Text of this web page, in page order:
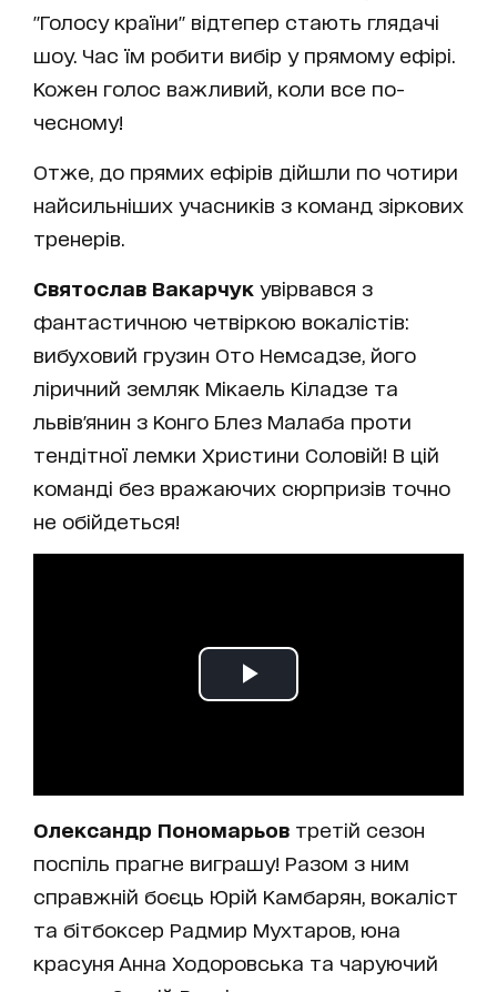
"Голосу країни" відтепер стають глядачі
шоу. Час їм робити вибір у прямому ефірі.
Кожен голос важливий, коли все по-
чесному!
Отже, до прямих ефірів дійшли по чотири
найсильніших учасників з команд зіркових
тренерів.
Святослав Вакарчук увірвався з
фантастичною четвіркою вокалістів:
вибуховий грузин Ото Немсадзе, його
ліричний земляк Мікаель Кіладзе та
львів'янин з Конго Блез Малаба проти
тендітної лемки Христини Соловій! В цій
команді без вражаючих сюрпризів точно
не обійдеться!
Олександр Пономарьов третій сезон
поспіль прагне виграшу! Разом з ним
справжній боєць Юрій Камбарян, вокаліст
та бітбоксер Радмир Мухтаров, юна
красуня Анна Ходоровська та чаруючий